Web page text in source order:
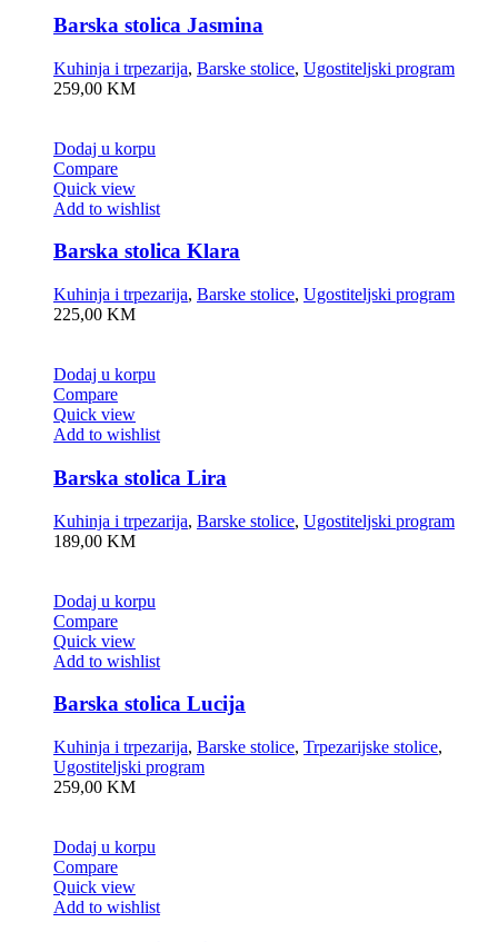
Barska stolica Jasmina
Kuhinja i trpezarija, Barske stolice, Ugostiteljski program
259,00 KM
Dodaj u korpu
Compare
Quick view
Add to wishlist
Barska stolica Klara
Kuhinja i trpezarija, Barske stolice, Ugostiteljski program
225,00 KM
Dodaj u korpu
Compare
Quick view
Add to wishlist
Barska stolica Lira
Kuhinja i trpezarija, Barske stolice, Ugostiteljski program
189,00 KM
Dodaj u korpu
Compare
Quick view
Add to wishlist
Barska stolica Lucija
Kuhinja i trpezarija, Barske stolice, Trpezarijske stolice,
Ugostiteljski program
259,00 KM
Dodaj u korpu
Compare
Quick view
Add to wishlist